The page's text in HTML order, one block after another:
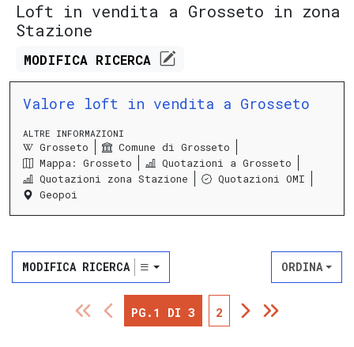
Loft in vendita a Grosseto in zona
Stazione
MODIFICA RICERCA
Valore loft in vendita a Grosseto
ALTRE INFORMAZIONI
Grosseto
Comune di Grosseto
Mappa: Grosseto
Quotazioni a Grosseto
Quotazioni zona Stazione
Quotazioni OMI
Geopoi
MODIFICA RICERCA ORDINA
PG.1 DI 3 2